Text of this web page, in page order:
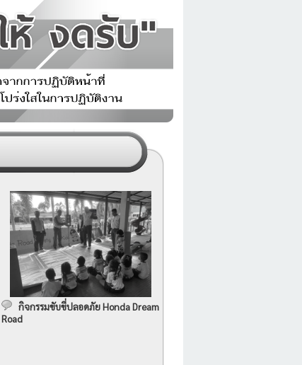
กิจกรรมขับขี่ปลอดภัย Honda Dream
Road